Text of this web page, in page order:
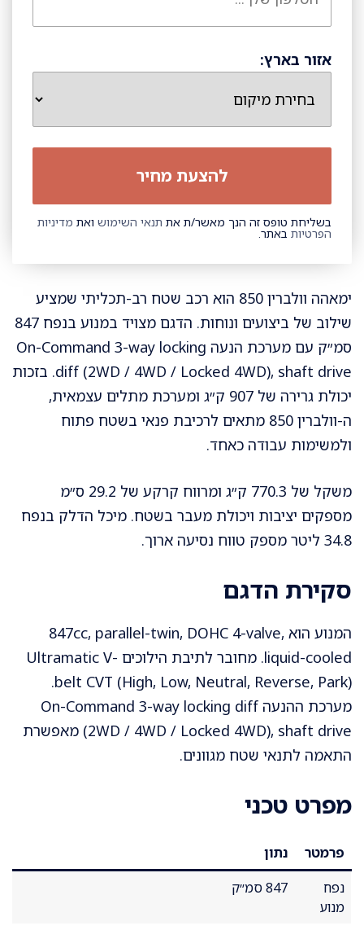
אזור בארץ:
בשליחת טופס זה הנך מאשר/ת את תנאי השימוש ואת מדיניות
הפרטיות באתר.
ימאהה וולברין 850 הוא רכב שטח רב-תכליתי שמציע
שילוב של ביצועים ונוחות. הדגם מצויד במנוע בנפח 847
סמ״ק עם מערכת הנעה On-Command 3-way locking
diff (2WD / 4WD / Locked 4WD), shaft drive. בזכות
יכולת גרירה של 907 ק״ג ומערכת מתלים עצמאית,
ה-וולברין 850 מתאים לרכיבת פנאי בשטח פתוח
ולמשימות עבודה כאחד.
משקל של 770.3 ק״ג ומרווח קרקע של 29.2 ס״מ
מספקים יציבות ויכולת מעבר בשטח. מיכל הדלק בנפח
34.8 ליטר מספק טווח נסיעה ארוך.
סקירת הדגם
המנוע הוא 847cc, parallel-twin, DOHC 4-valve,
liquid-cooled. מחובר לתיבת הילוכים Ultramatic V-
belt CVT (High, Low, Neutral, Reverse, Park).
מערכת ההנעה On-Command 3-way locking diff
(2WD / 4WD / Locked 4WD), shaft drive מאפשרת
התאמה לתנאי שטח מגוונים.
מפרט טכני
פרמטר
נתון
נפח
מנוע
847 סמ״ק